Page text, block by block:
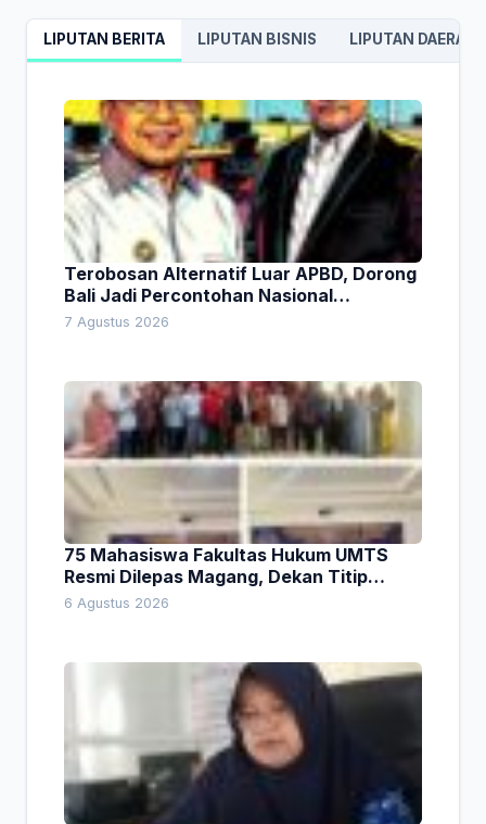
LIPUTAN BERITA LIPUTAN BISNIS LIPUTAN DAERAH
Terobosan Alternatif Luar APBD, Dorong
Bali Jadi Percontohan Nasional
Pembiayaan Daerah
7 Agustus 2026
75 Mahasiswa Fakultas Hukum UMTS
Resmi Dilepas Magang, Dekan Titip
Empat Pesan Penting
6 Agustus 2026